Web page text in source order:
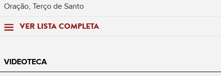
Oração, Terço de Santo
VER LISTA COMPLETA
VIDEOTECA